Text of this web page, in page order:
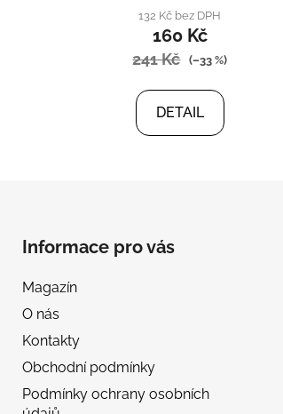
132 Kč bez DPH
160 Kč
241 Kč (–33 %)
DETAIL
Informace pro vás
Magazín
O nás
Kontakty
Obchodní podmínky
Podmínky ochrany osobních